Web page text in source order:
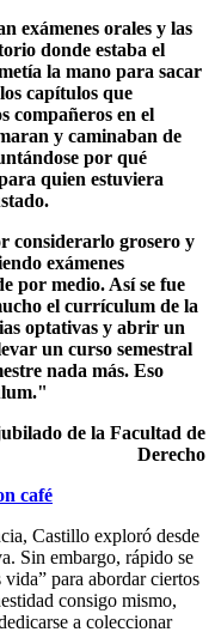
exámenes orales y las
donde estaba el
la mano para sacar
capítulos que
compañeros en el
y caminaban de
por qué
quien estuviera
considerarlo grosero y
exámenes
por medio. Así se fue
el currículum de la
optativas y abrir un
un curso semestral
nada más. Eso
de la Facultad de
Derecho
café
Castillo exploró desde
Sin embargo, rápido se
para abordar ciertos
consigo mismo,
a coleccionar